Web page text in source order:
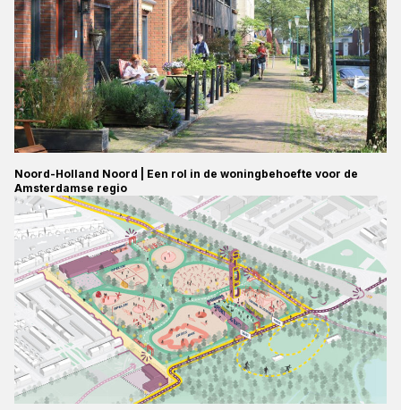
Noord-Holland Noord | Een rol in de woningbehoefte voor de
Amsterdamse regio